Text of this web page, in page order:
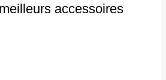
accessoires